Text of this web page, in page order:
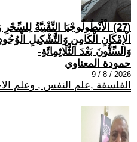
(27) الْأَنْطُولُوجْيَا التِّقْنِيَّةُ
الْإِمْكَانِ الْكَامِنِ وَالتَّشْكِيلِ
وَالسِّتُّونَ بَعْدَ الثَّلَاثِمِائَةِ-
حمودة المعناوي
2026 / 8 / 9
الفلسفة ,علم النفس , وعلم